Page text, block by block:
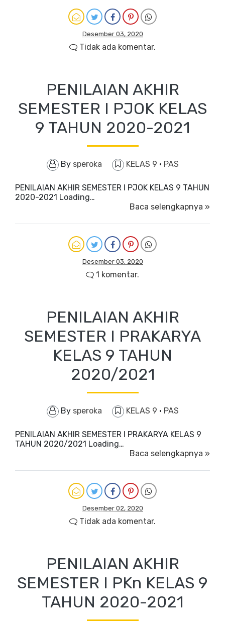
Desember 03, 2020
Tidak ada komentar.
PENILAIAN AKHIR
SEMESTER I PJOK KELAS
9 TAHUN 2020-2021
By speroka KELAS 9 · PAS
PENILAIAN AKHIR SEMESTER I PJOK KELAS 9 TAHUN
2020-2021 Loading…
Baca selengkapnya »
Desember 03, 2020
1 komentar.
PENILAIAN AKHIR
SEMESTER I PRAKARYA
KELAS 9 TAHUN
2020/2021
By speroka KELAS 9 · PAS
PENILAIAN AKHIR SEMESTER I PRAKARYA KELAS 9
TAHUN 2020/2021 Loading…
Baca selengkapnya »
Desember 02, 2020
Tidak ada komentar.
PENILAIAN AKHIR
SEMESTER I PKn KELAS 9
TAHUN 2020-2021